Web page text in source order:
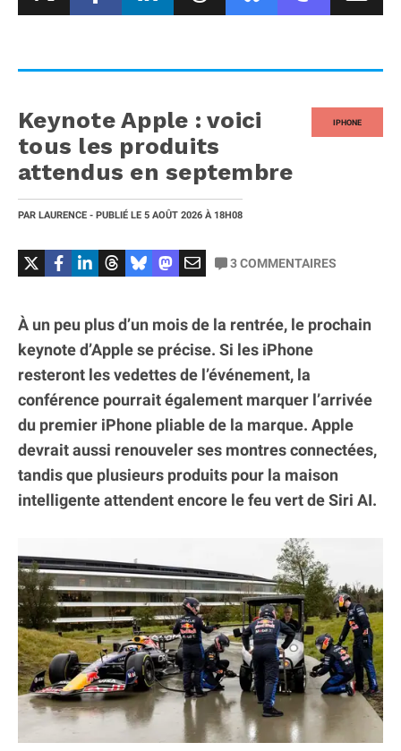
IPHONE
Keynote Apple : voici
tous les produits
attendus en septembre
PAR LAURENCE - PUBLIÉ LE 5 AOÛT 2026 À 18H08
3COMMENTAIRES
À un peu plus d’un mois de la rentrée, le prochain
keynote d’Apple se précise. Si les iPhone
resteront les vedettes de l’événement, la
conférence pourrait également marquer l’arrivée
du premier iPhone pliable de la marque. Apple
devrait aussi renouveler ses montres connectées,
tandis que plusieurs produits pour la maison
intelligente attendent encore le feu vert de Siri AI.